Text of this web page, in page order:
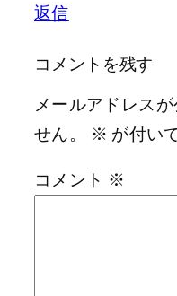
返信
コメントを残す
メールアドレス
せん。
※ が付い
コメント ※